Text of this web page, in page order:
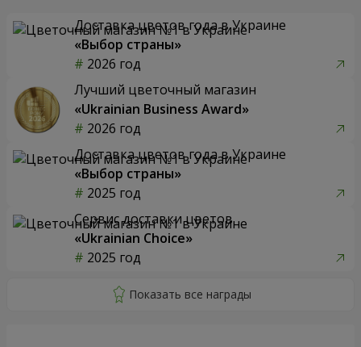
Доставка цветов года в Украине
«Выбор страны»
2026 год
Лучший цветочный магазин
«Ukrainian Business Award»
2026 год
Доставка цветов года в Украине
«Выбор страны»
2025 год
Сервис доставки цветов
«Ukrainian Choice»
2025 год